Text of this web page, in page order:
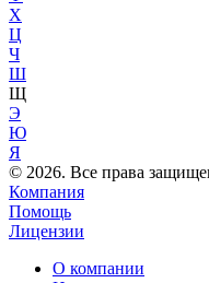
Х
Ц
Ч
Ш
Щ
Э
Ю
Я
© 2026. Все права
Компания
Помощь
Лицензии
О компании